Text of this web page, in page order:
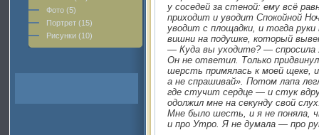
Фото (5)
Портрет (15)
Рисунки (10)
у соседей за стеной: ему всё
приходит и уводит Спокойной
уводит с площадки, и тогда
вишни на подушке, который
— Куда вы уходите? — спросила
Он не ответил. Только
шерсть примялась к моей щеке,
а не спрашивай». Потом лапа
где стучит сердце — и стук
одолжил мне на секунду свой
Мне было шесть, и я не поняла,
и про Утро. Я не думала — про